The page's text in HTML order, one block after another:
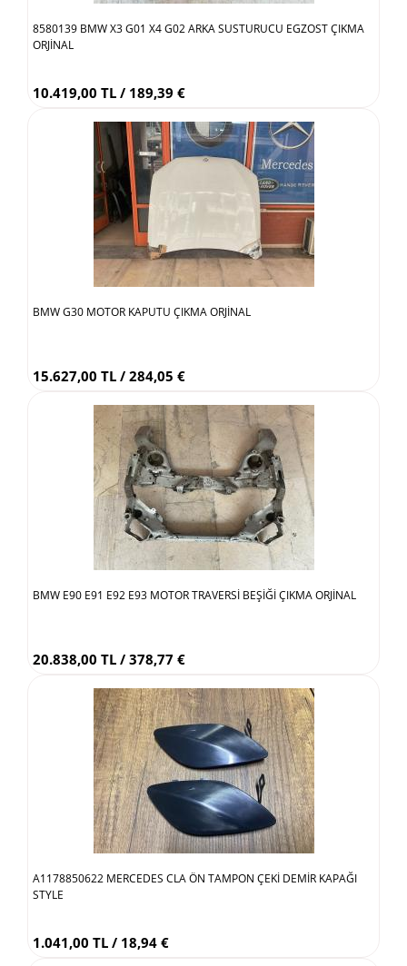
8580139 BMW X3 G01 X4 G02 ARKA SUSTURUCU EGZOST ÇIKMA
ORJİNAL
10.419,00 TL / 189,39 €
BMW G30 MOTOR KAPUTU ÇIKMA ORJİNAL
15.627,00 TL / 284,05 €
BMW E90 E91 E92 E93 MOTOR TRAVERSİ BEŞİĞİ ÇIKMA ORJİNAL
20.838,00 TL / 378,77 €
A1178850622 MERCEDES CLA ÖN TAMPON ÇEKİ DEMİR KAPAĞI
STYLE
1.041,00 TL / 18,94 €